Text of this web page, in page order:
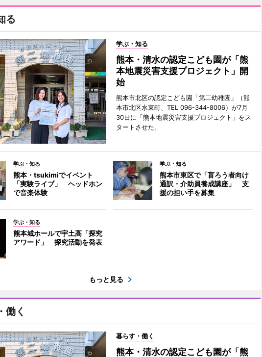
る
学ぶ・知る
熊本・清水の認定こども園が「熊
本地震災害支援プロジェクト」開
始
熊本市北区の認定こども園「第二幼稚園」（熊
本市北区水東町、TEL 096-344-8006）が7月
30日に「熊本地震災害支援プロジェクト」をス
タートさせた。
学ぶ・知る
熊本・tsukimiでイベント
「実験ライブ」 ヘッドホン
で音楽体験
学ぶ・知る
熊本市東区で「盲ろう者向け
通訳・介助員養成講座」 支
援の担い手を募集
学ぶ・知る
熊本城ホールで宇土高「探究
アワード」 探究活動を発表
もっと見る
働く
暮らす・働く
熊本・清水の認定こども園が「熊